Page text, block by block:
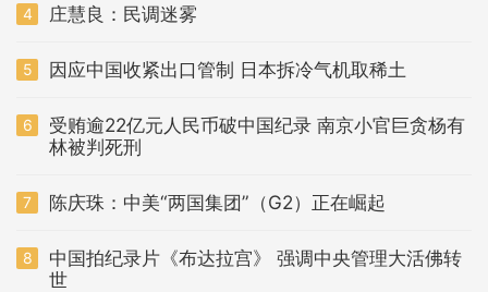
4 庄慧良：民调迷雾
5 因应中国收紧出口管制 日本拆冷气机取稀土
6
受贿逾22亿元人民币破中国纪录 南京小官巨贪杨有
林被判死刑
7 陈庆珠：中美“两国集团”（G2）正在崛起
8
中国拍纪录片《布达拉宫》 强调中央管理大活佛转
世